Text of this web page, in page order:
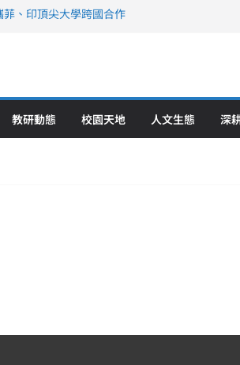
、印頂尖大學跨國合作
教研動態 校園天地 人文生態 深